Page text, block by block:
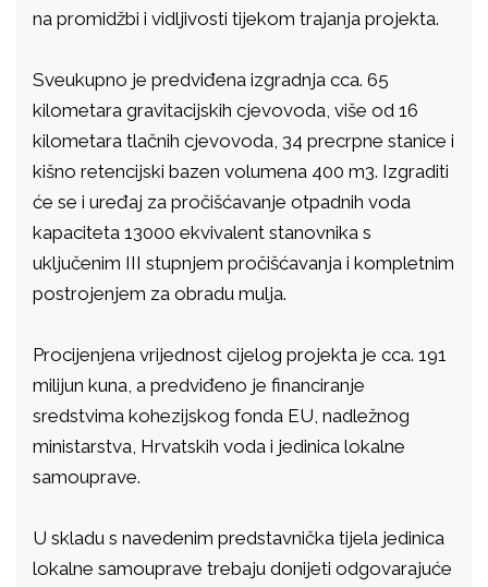
na promidžbi i vidljivosti tijekom trajanja projekta.
Sveukupno je predviđena izgradnja cca. 65
kilometara gravitacijskih cjevovoda, više od 16
kilometara tlačnih cjevovoda, 34 precrpne stanice i
kišno retencijski bazen volumena 400 m3. Izgraditi
će se i uređaj za pročišćavanje otpadnih voda
kapaciteta 13000 ekvivalent stanovnika s
uključenim III stupnjem pročišćavanja i kompletnim
postrojenjem za obradu mulja.
Procijenjena vrijednost cijelog projekta je cca. 191
milijun kuna, a predviđeno je financiranje
sredstvima kohezijskog fonda EU, nadležnog
ministarstva, Hrvatskih voda i jedinica lokalne
samouprave.
U skladu s navedenim predstavnička tijela jedinica
lokalne samouprave trebaju donijeti odgovarajuće